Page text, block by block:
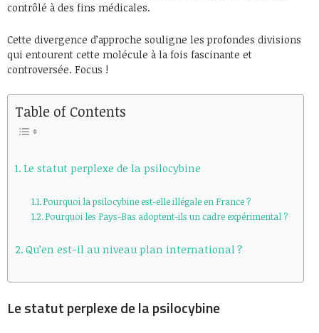
contrôlé à des fins médicales.
Cette divergence d’approche souligne les profondes divisions
qui entourent cette molécule à la fois fascinante et
controversée. Focus !
Table of Contents
Le statut perplexe de la psilocybine
Pourquoi la psilocybine est-elle illégale en France ?
Pourquoi les Pays-Bas adoptent-ils un cadre expérimental ?
Qu’en est-il au niveau plan international ?
Le statut perplexe de la psilocybine